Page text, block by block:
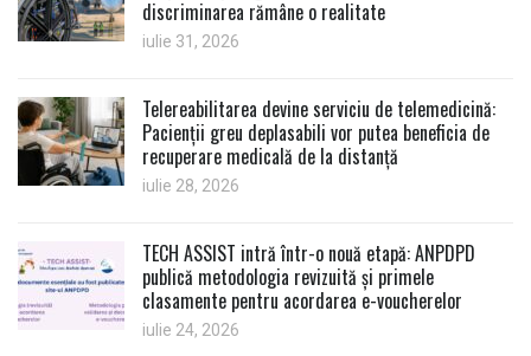
discriminarea rămâne o realitate
iulie 31, 2026
Telereabilitarea devine serviciu de telemedicină:
Pacienții greu deplasabili vor putea beneficia de
recuperare medicală de la distanță
iulie 28, 2026
TECH ASSIST intră într-o nouă etapă: ANPDPD
publică metodologia revizuită și primele
clasamente pentru acordarea e-voucherelor
iulie 24, 2026